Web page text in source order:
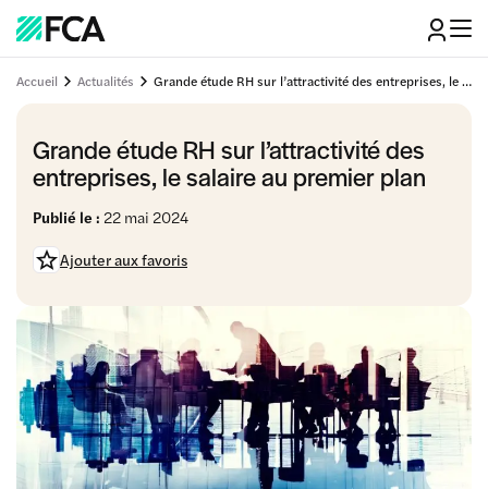
Accueil Actualités Grande étude RH sur l’attractivité des entreprises, le salaire au premier plan
Grande étude RH sur l’attractivité des
entreprises, le salaire au premier plan
Publié le : 22 mai 2024
Ajouter aux favoris